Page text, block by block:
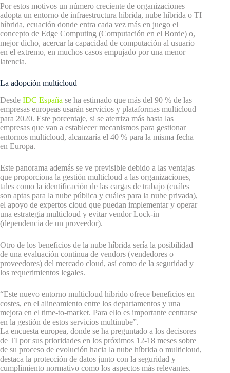
Por estos motivos un número creciente de organizaciones
adopta un entorno de infraestructura híbrida, nube híbrida o TI
híbrida, ecuación donde entra cada vez más en juego el
concepto de Edge Computing (Computación en el Borde) o,
mejor dicho, acercar la capacidad de computación al usuario
en el extremo, en muchos casos empujado por una menor
latencia.
La adopción multicloud
Desde IDC España se ha estimado que más del 90 % de las
empresas europeas usarán servicios y plataformas multicloud
para 2020. Este porcentaje, si se aterriza más hasta las
empresas que van a establecer mecanismos para gestionar
entornos multicloud, alcanzaría el 40 % para la misma fecha
en Europa.
Este panorama además se ve previsible debido a las ventajas
que proporciona la gestión multicloud a las organizaciones,
tales como la identificación de las cargas de trabajo (cuáles
son aptas para la nube pública y cuáles para la nube privada),
el apoyo de expertos cloud que puedan implementar y operar
una estrategia multicloud y evitar vendor Lock-in
(dependencia de un proveedor).
Otro de los beneficios de la nube híbrida sería la posibilidad
de una evaluación continua de vendors (vendedores o
proveedores) del mercado cloud, así como de la seguridad y
los requerimientos legales.
“Este nuevo entorno multicloud híbrido ofrece beneficios en
costes, en el alineamiento entre los departamentos y una
mejora en el time-to-market. Para ello es importante centrarse
en la gestión de estos servicios multinube”.
La encuesta europea, donde se ha preguntado a los decisores
de TI por sus prioridades en los próximos 12-18 meses sobre
de su proceso de evolución hacia la nube híbrida o multicloud,
destaca la protección de datos junto con la seguridad y
cumplimiento normativo como los aspectos más relevantes.